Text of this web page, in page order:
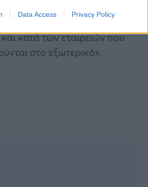
Data Access Privacy Policy
κώδικας – αυτό πρέπει να
αποτελεσματική επιβολή,
κατά των εταιρειών που
στο εξωτερικό».